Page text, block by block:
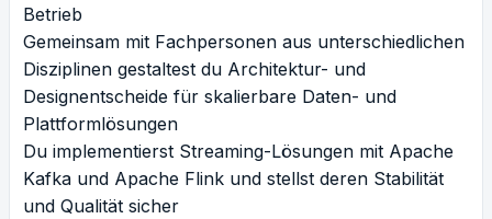
Betrieb
Gemeinsam mit Fachpersonen aus unterschiedlichen
Disziplinen gestaltest du Architektur- und
Designentscheide für skalierbare Daten- und
Plattformlösungen
Du implementierst Streaming-Lösungen mit Apache
Kafka und Apache Flink und stellst deren Stabilität
und Qualität sicher